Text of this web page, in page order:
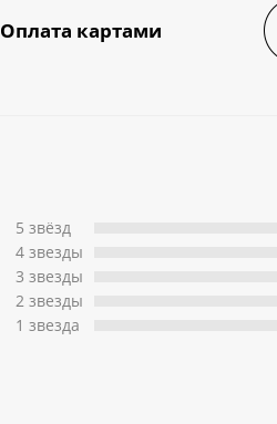
Оплата картами
5 звёзд
4 звeзды
3 звeзды
2 звeзды
1 звeзда